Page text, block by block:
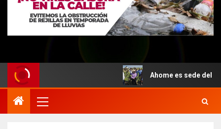
Ahome es sede del inicio